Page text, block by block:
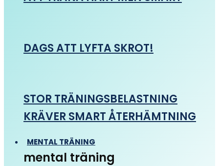
DAGS ATT LYFTA SKROT!
STOR TRÄNINGSBELASTNING
KRÄVER SMART ÅTERHÄMTNING
MENTAL TRÄNING
mental träning